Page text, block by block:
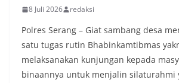
8 Juli 2026 redaksi
Polres Serang – Giat sambang desa
satu tugas rutin Bhabinkamtibmas
melaksanakan kunjungan kepada
binaannya untuk menjalin silaturahmi